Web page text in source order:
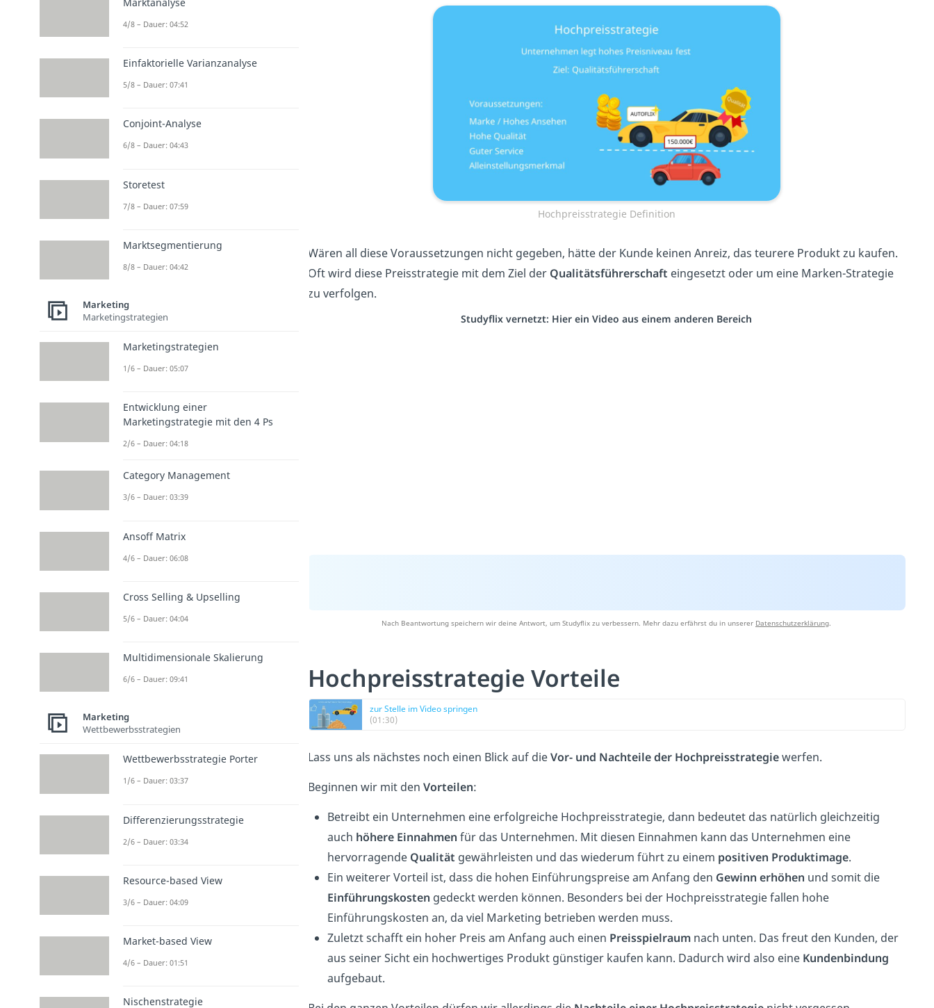
Hochpreisstrategie Definition
Wären all diese Voraussetzungen nicht gegeben, hätte der Kunde keinen Anreiz, das teurere Produkt zu kaufen.
Oft wird diese Preisstrategie mit dem Ziel der Qualitätsführerschaft eingesetzt oder um eine Marken-Strategie
zu verfolgen.
Studyflix vernetzt: Hier ein Video aus einem anderen Bereich
Nach Beantwortung speichern wir deine Antwort, um Studyflix zu verbessern. Mehr dazu erfährst du in unserer Datenschutzerklärung
Hochpreisstrategie Vorteile
zur Stelle im Video springen
(01:30)
Lass uns als nächstes noch einen Blick auf dieVor- und Nachteile der Hochpreisstrategiewerfen.
Beginnen wir mit den Vorteilen:
Betreibt ein Unternehmen eine erfolgreiche Hochpreisstrategie, dann bedeutet das natürlich gleichzeitig
auch höhere Einnahmen für das Unternehmen. Mit diesen Einnahmen kann das Unternehmen eine
hervorragende Qualität gewährleisten und das wiederum führt zu einem positiven Produktimage.
Ein weiterer Vorteil ist, dass die hohen Einführungspreise am Anfang den Gewinn erhöhen und somit die
Einführungskosten gedeckt werden können. Besonders bei der Hochpreisstrategie fallen hohe
Einführungskosten an, da viel Marketing betrieben werden muss.
Zuletzt schafft ein hoher Preis am Anfang auch einen Preisspielraumnach unten. Das freut den Kunden, der
aus seiner Sicht ein hochwertiges Produkt günstiger kaufen kann. Dadurch wird also eine Kundenbindung
aufgebaut.
4/8 – Dauer: 04:52
Einfaktorielle Varianzanalyse
5/8 – Dauer: 07:41
Conjoint-Analyse
6/8 – Dauer: 04:43
Storetest
7/8 – Dauer: 07:59
Marktsegmentierung
8/8 – Dauer: 04:42
Marketing
Marketingstrategien
Marketingstrategien
1/6 – Dauer: 05:07
Entwicklung einer
Marketingstrategie mit den 4 Ps
2/6 – Dauer: 04:18
Category Management
3/6 – Dauer: 03:39
Ansoff Matrix
4/6 – Dauer: 06:08
Cross Selling & Upselling
5/6 – Dauer: 04:04
Multidimensionale Skalierung
6/6 – Dauer: 09:41
Marketing
Wettbewerbsstrategien
Wettbewerbsstrategie Porter
1/6 – Dauer: 03:37
Differenzierungsstrategie
2/6 – Dauer: 03:34
Resource-based View
3/6 – Dauer: 04:09
Market-based View
4/6 – Dauer: 01:51
Nischenstrategie